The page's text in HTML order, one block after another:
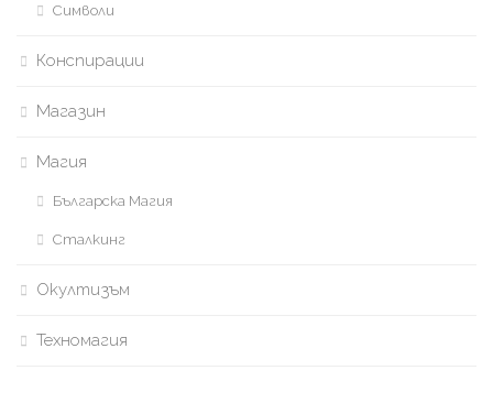
Символи
Конспирации
Магазин
Магия
Българска Магия
Сталкинг
Окултизъм
Техномагия